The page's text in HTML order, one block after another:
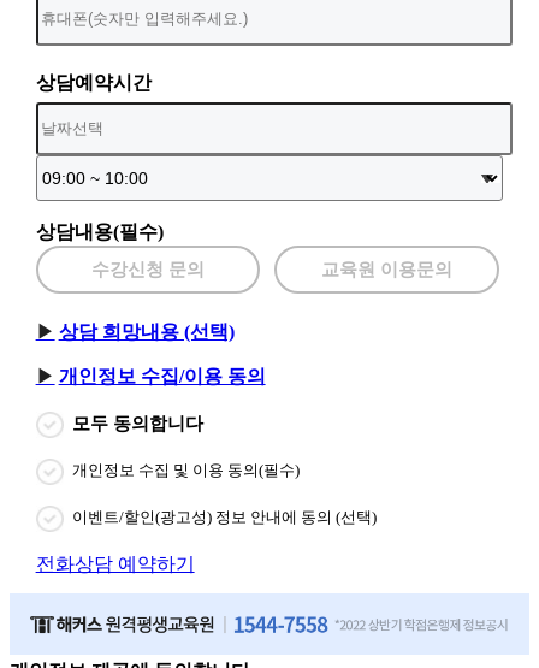
상담예약시간
상담내용(필수)
수강신청 문의 교육원 이용문의
상담 희망내용 (선택)
개인정보 수집/이용 동의
모두 동의합니다
개인정보 수집 및 이용 동의(필수)
이벤트/할인(광고성) 정보 안내에 동의 (선택)
전화상담 예약하기